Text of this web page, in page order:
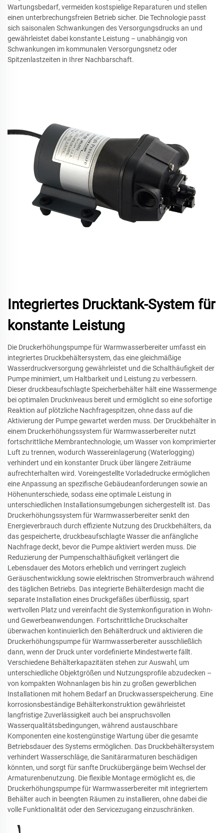
Wartungsbedarf, vermeiden kostspielige Reparaturen und stellen
einen unterbrechungsfreien Betrieb sicher. Die Technologie passt
sich saisonalen Schwankungen des Versorgungsdrucks an und
gewährleistet dabei konstante Leistung – unabhängig von
Schwankungen im kommunalen Versorgungsnetz oder
Spitzenlastzeiten in Ihrer Nachbarschaft.
Integriertes Drucktank-System für
konstante Leistung
Die Druckerhöhungspumpe für Warmwasserbereiter umfasst ein
integriertes Druckbehältersystem, das eine gleichmäßige
Wasserdruckversorgung gewährleistet und die Schalthäufigkeit der
Pumpe minimiert, um Haltbarkeit und Leistung zu verbessern.
Dieser druckbeaufschlagte Speicherbehälter hält eine Wassermenge
bei optimalen Druckniveaus bereit und ermöglicht so eine sofortige
Reaktion auf plötzliche Nachfragespitzen, ohne dass auf die
Aktivierung der Pumpe gewartet werden muss. Der Druckbehälter in
einem Druckerhöhungssystem für Warmwasserbereiter nutzt
fortschrittliche Membrantechnologie, um Wasser von komprimierter
Luft zu trennen, wodurch Wassereinlagerung (Waterlogging)
verhindert und ein konstanter Druck über längere Zeiträume
aufrechterhalten wird. Voreingestellte Vorladedrucke ermöglichen
eine Anpassung an spezifische Gebäudeanforderungen sowie an
Höhenunterschiede, sodass eine optimale Leistung in
unterschiedlichen Installationsumgebungen sichergestellt ist. Das
Druckerhöhungssystem für Warmwasserbereiter senkt den
Energieverbrauch durch effiziente Nutzung des Druckbehälters, da
das gespeicherte, druckbeaufschlagte Wasser die anfängliche
Nachfrage deckt, bevor die Pumpe aktiviert werden muss. Die
Reduzierung der Pumpenschalthäufigkeit verlängert die
Lebensdauer des Motors erheblich und verringert zugleich
Geräuschentwicklung sowie elektrischen Stromverbrauch während
des täglichen Betriebs. Das integrierte Behälterdesign macht die
separate Installation eines Druckgefäßes überflüssig, spart
wertvollen Platz und vereinfacht die Systemkonfiguration in Wohn-
und Gewerbeanwendungen. Fortschrittliche Druckschalter
überwachen kontinuierlich den Behälterdruck und aktivieren die
Druckerhöhungspumpe für Warmwasserbereiter ausschließlich
dann, wenn der Druck unter vordefinierte Mindestwerte fällt.
Verschiedene Behälterkapazitäten stehen zur Auswahl, um
unterschiedliche Objektgrößen und Nutzungsprofile abzudecken –
von kompakten Wohnanlagen bis hin zu großen gewerblichen
Installationen mit hohem Bedarf an Druckwasserspeicherung. Eine
korrosionsbeständige Behälterkonstruktion gewährleistet
langfristige Zuverlässigkeit auch bei anspruchsvollen
Wasserqualitätsbedingungen, während austauschbare
Komponenten eine kostengünstige Wartung über die gesamte
Betriebsdauer des Systems ermöglichen. Das Druckbehältersystem
verhindert Wasserschläge, die Sanitärarmaturen beschädigen
könnten, und sorgt für sanfte Druckübergänge beim Wechsel der
Armaturenbenutzung. Die flexible Montage ermöglicht es, die
Druckerhöhungspumpe für Warmwasserbereiter mit integriertem
Behälter auch in beengten Räumen zu installieren, ohne dabei die
volle Funktionalität oder den Servicezugang einzuschränken.